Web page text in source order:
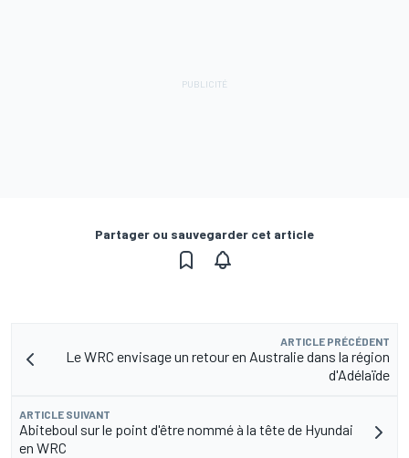
Partager ou sauvegarder cet article
ARTICLE PRÉCÉDENT
Le WRC envisage un retour en Australie dans la région
d'Adélaïde
ARTICLE SUIVANT
Abiteboul sur le point d'être nommé à la tête de Hyundai
en WRC